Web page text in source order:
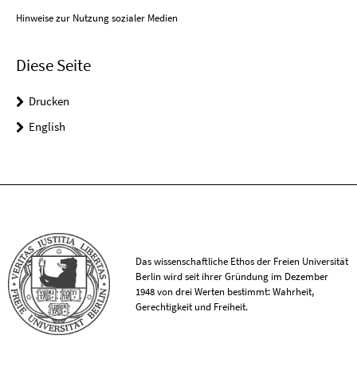
Hinweise zur Nutzung sozialer Medien
Diese Seite
Drucken
English
Das wissenschaftliche Ethos der Freien Universität
Berlin wird seit ihrer Gründung im Dezember
1948 von drei Werten bestimmt: Wahrheit,
Gerechtigkeit und Freiheit.